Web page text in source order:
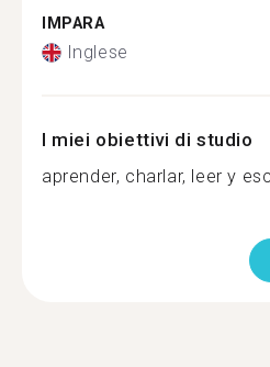
IMPARA
Inglese
I miei obiettivi di studio
aprender, charlar, leer y